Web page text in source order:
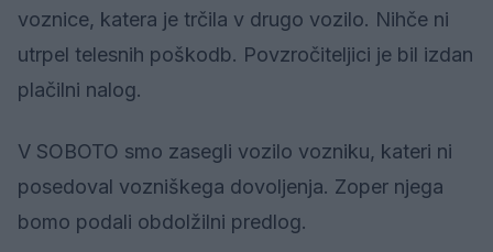
voznice, katera je trčila v drugo vozilo. Nihče ni
utrpel telesnih poškodb. Povzročiteljici je bil izdan
plačilni nalog.
V SOBOTO smo zasegli vozilo vozniku, kateri ni
posedoval vozniškega dovoljenja. Zoper njega
bomo podali obdolžilni predlog.